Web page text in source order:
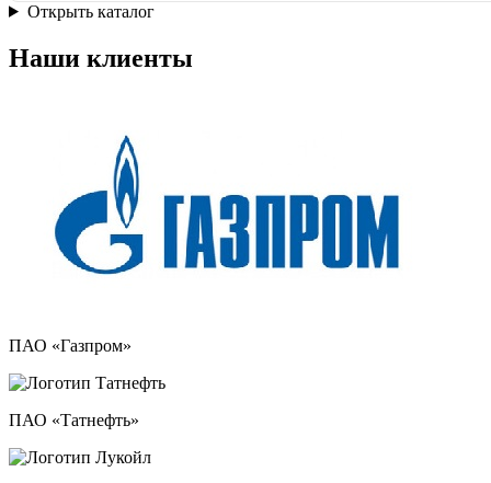
Открыть каталог
Наши клиенты
ПАО «Газпром»
ПАО «Татнефть»